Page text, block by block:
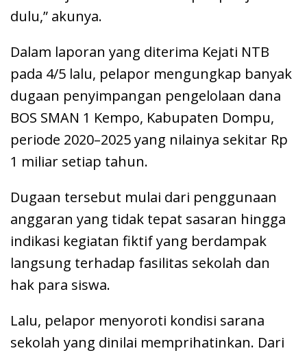
dulu,” akunya.
Dalam laporan yang diterima Kejati NTB
pada 4/5 lalu, pelapor mengungkap banyak
dugaan penyimpangan pengelolaan dana
BOS SMAN 1 Kempo, Kabupaten Dompu,
periode 2020–2025 yang nilainya sekitar Rp
1 miliar setiap tahun.
Dugaan tersebut mulai dari penggunaan
anggaran yang tidak tepat sasaran hingga
indikasi kegiatan fiktif yang berdampak
langsung terhadap fasilitas sekolah dan
hak para siswa.
Lalu, pelapor menyoroti kondisi sarana
sekolah yang dinilai memprihatinkan. Dari